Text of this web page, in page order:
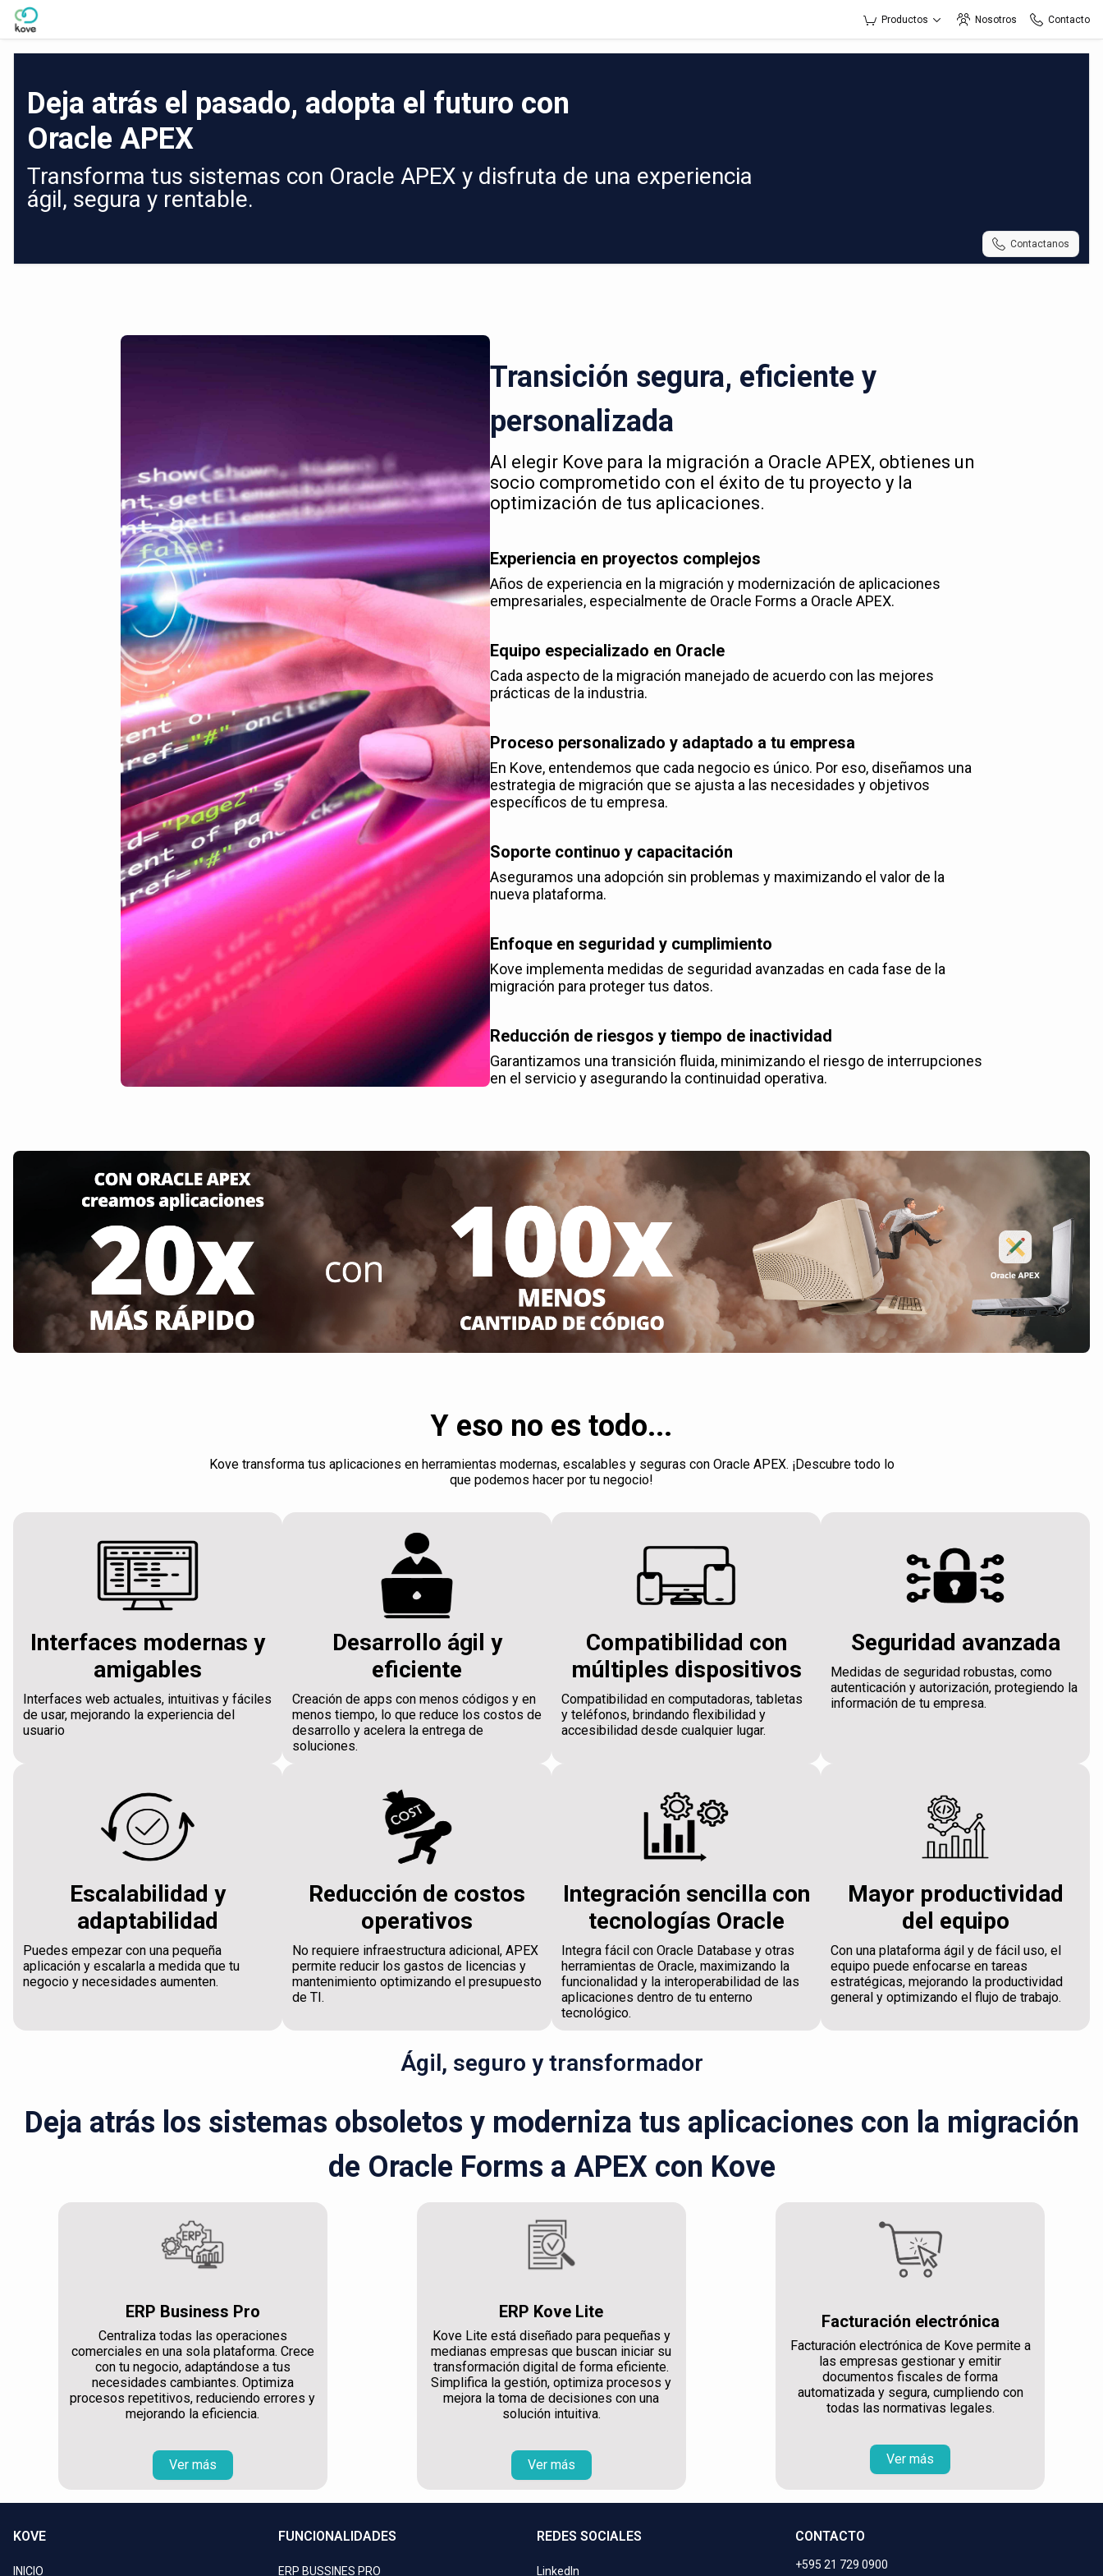
Skip to Main Content
Productos Nosotros Contacto
Deja atrás el pasado, adopta el futuro con
Oracle APEX
Transforma tus sistemas con Oracle APEX y disfruta de una experiencia
ágil, segura y rentable.
Contactanos
Transición segura, eficiente y
personalizada
Al elegir Kove para la migración a Oracle APEX, obtienes un
socio comprometido con el éxito de tu proyecto y la
optimización de tus aplicaciones.
Experiencia en proyectos complejos
Años de experiencia en la migración y modernización de aplicaciones
empresariales, especialmente de Oracle Forms a Oracle APEX.
Equipo especializado en Oracle
Cada aspecto de la migración manejado de acuerdo con las mejores
prácticas de la industria.
Proceso personalizado y adaptado a tu empresa
En Kove, entendemos que cada negocio es único. Por eso, diseñamos una
estrategia de migración que se ajusta a las necesidades y objetivos
específicos de tu empresa.
Soporte continuo y capacitación
Aseguramos una adopción sin problemas y maximizando el valor de la
nueva plataforma.
Enfoque en seguridad y cumplimiento
Kove implementa medidas de seguridad avanzadas en cada fase de la
migración para proteger tus datos.
Reducción de riesgos y tiempo de inactividad
Garantizamos una transición fluida, minimizando el riesgo de interrupciones
en el servicio y asegurando la continuidad operativa.
Y eso no es todo...
Kove transforma tus aplicaciones en herramientas modernas, escalables y seguras con Oracle APEX. ¡Descubre todo lo
que podemos hacer por tu negocio!
Interfaces modernas y
amigables
Interfaces web actuales, intuitivas y fáciles
de usar, mejorando la experiencia del
usuario
Desarrollo ágil y
eficiente
Creación de apps con menos códigos y en
menos tiempo, lo que reduce los costos de
desarrollo y acelera la entrega de
soluciones.
Compatibilidad con
múltiples dispositivos
Compatibilidad en computadoras, tabletas
y teléfonos, brindando flexibilidad y
accesibilidad desde cualquier lugar.
Seguridad avanzada
Medidas de seguridad robustas, como
autenticación y autorización, protegiendo la
información de tu empresa.
Escalabilidad y
adaptabilidad
Puedes empezar con una pequeña
aplicación y escalarla a medida que tu
negocio y necesidades aumenten.
Reducción de costos
operativos
No requiere infraestructura adicional, APEX
permite reducir los gastos de licencias y
mantenimiento optimizando el presupuesto
de TI.
Integración sencilla con
tecnologías Oracle
Integra fácil con Oracle Database y otras
herramientas de Oracle, maximizando la
funcionalidad y la interoperabilidad de las
aplicaciones dentro de tu enterno
tecnológico.
Mayor productividad
del equipo
Con una plataforma ágil y de fácil uso, el
equipo puede enfocarse en tareas
estratégicas, mejorando la productividad
general y optimizando el flujo de trabajo.
Ágil, seguro y transformador
Deja atrás los sistemas obsoletos y moderniza tus aplicaciones con la migración
de Oracle Forms a APEX con Kove
ERP Business Pro
Centraliza todas las operaciones
comerciales en una sola plataforma. Crece
con tu negocio, adaptándose a tus
necesidades cambiantes. Optimiza
procesos repetitivos, reduciendo errores y
mejorando la eficiencia.
Ver más
ERP Kove Lite
Kove Lite está diseñado para pequeñas y
medianas empresas que buscan iniciar su
transformación digital de forma eficiente.
Simplifica la gestión, optimiza procesos y
mejora la toma de decisiones con una
solución intuitiva.
Ver más
Facturación electrónica
Facturación electrónica de Kove permite a
las empresas gestionar y emitir
documentos fiscales de forma
automatizada y segura, cumpliendo con
todas las normativas legales.
Ver más
KOVE
INICIO
FUNCIONALIDADES
ERP BUSSINES PRO
REDES SOCIALES
LinkedIn
CONTACTO
+595 21 729 0900